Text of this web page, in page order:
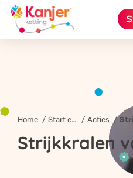
Home Start een actie! Acties
Strijkkralen